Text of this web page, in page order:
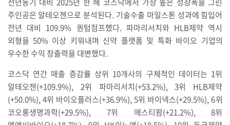
주인공은 알테오젠으로 분석된다. 기술수출 마일스톤 성과에 힘입어
전년 대비 109.9% 퀀텀점프했다. 파마리서치와HLB제약 역시
외형을 50% 이상 키워내며 신약 플랫폼 및 특화 바이오 기업의
우수한 수익 창출력을 대변했다.
코스닥 연간 매출 증감률 상위 10개사의 구체적인 데이터는 1위
알테오젠(+109.9%), 2위 파마리서치(+53.2%), 3위 HLB제약
(+50.0%), 4위 바이오플러스(+36.9%), 5위 바이넥스(+29.5%), 6위
코오롱생명과학(+29.5%), 7위 에스티팜(+21.2%), 8위